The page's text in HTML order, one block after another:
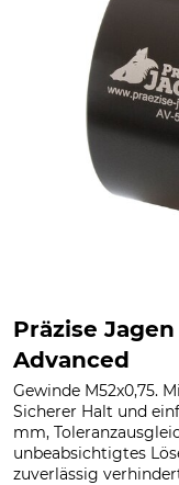
Präzise
Advanced
Gewinde M52x0,75.
Sicherer Halt und
mm,
unbeabsichtigtes
zuverlässig